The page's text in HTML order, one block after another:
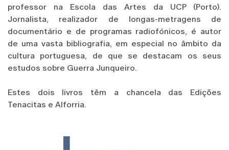
professor na Escola das Artes da UCP (Porto).
Jornalista, realizador de longas-metragens de
documentário e de programas radiofónicos, é autor
de uma vasta bibliografia, em especial no âmbito da
cultura portuguesa, de que se destacam os seus
estudos sobre Guerra Junqueiro.
Estes dois livros têm a chancela das Edições
Tenacitas e Alforria.